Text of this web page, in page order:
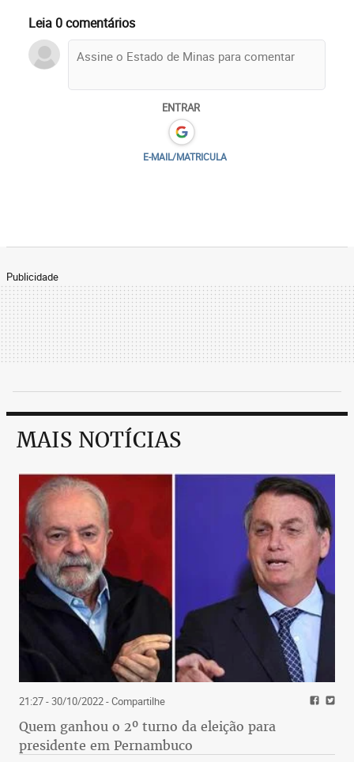
Leia 0 comentários
ENTRAR
E-MAIL/MATRICULA
Publicidade
MAIS NOTÍCIAS
21:27 - 30/10/2022- Compartilhe
Quem ganhou o 2º turno da eleição para
presidente em Pernambuco